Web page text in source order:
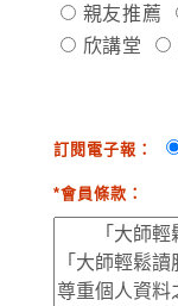
親友推薦
欣講堂
訂閱電子報：
*會員條款：